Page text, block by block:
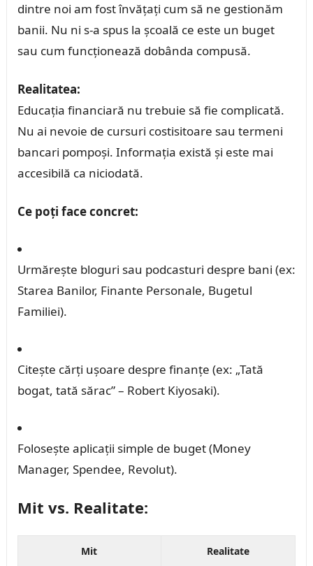
dintre noi am fost învățați cum să ne gestionăm
banii. Nu ni s-a spus la școală ce este un buget
sau cum funcționează dobânda compusă.
Realitatea:
Educația financiară nu trebuie să fie complicată.
Nu ai nevoie de cursuri costisitoare sau termeni
bancari pompoși. Informația există și este mai
accesibilă ca niciodată.
Ce poți face concret:
Urmărește bloguri sau podcasturi despre bani (ex:
Starea Banilor, Finante Personale, Bugetul
Familiei).
Citește cărți ușoare despre finanțe (ex: „Tată
bogat, tată sărac” – Robert Kiyosaki).
Folosește aplicații simple de buget (Money
Manager, Spendee, Revolut).
Mit vs. Realitate:
Mit Realitate